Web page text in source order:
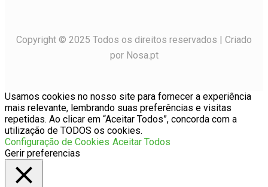
Copyright © 2025 Todos os direitos reservados | Criado
por Nosa.pt
Usamos cookies no nosso site para fornecer a experiência
mais relevante, lembrando suas preferências e visitas
repetidas. Ao clicar em “Aceitar Todos”, concorda com a
utilização de TODOS os cookies.
Configuração de Cookies Aceitar Todos
Gerir preferencias